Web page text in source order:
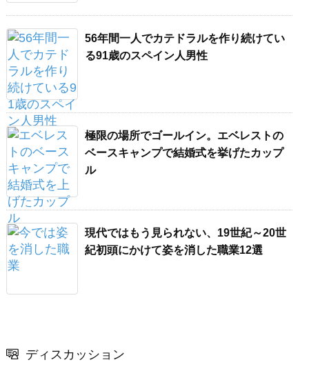
56年間一人でカテドラルを作り続けてい
る91歳のスペイン人男性
極限の場所でゴールイン。エベレストの
ベースキャンプで結婚式を挙げたカップ
ル
現代ではもう見られない、19世紀～20世
紀初頭にかけて姿を消した職業12選
ディスカッション